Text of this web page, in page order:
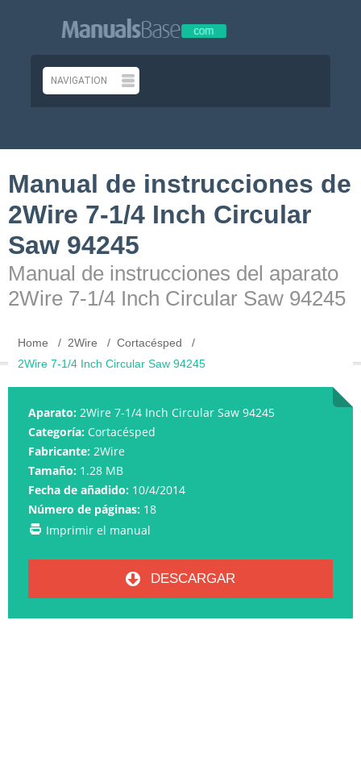
Manual de instrucciones de
2Wire 7-1/4 Inch Circular
Saw 94245
Manual de instrucciones del aparato
2Wire 7-1/4 Inch Circular Saw 94245
Home 2Wire
Cortacésped
2Wire 7-1/4 Inch Circular Saw 94245
Aparato: 2Wire 7-1/4 Inch Circular Saw 94245
Categoría: Cortacésped
Fabricante: 2Wire
Tamaño: 1.28 MB
Fecha de añadido: 10/4/2014
Número de páginas: 18
Imprimir el manual
DESCARGAR